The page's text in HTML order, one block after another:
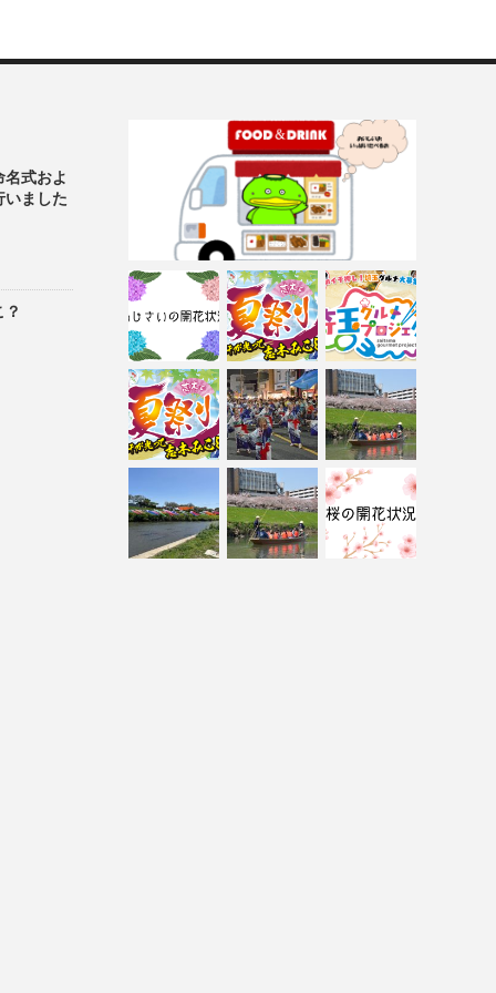
名式およ
いました